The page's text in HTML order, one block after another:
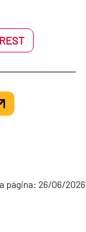
página: 26/06/2026